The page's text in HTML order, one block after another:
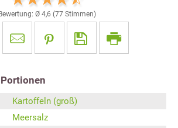
Bewertung: Ø 4,6 (77Stimmen)
Portionen
Kartoffeln (groß)
Meersalz